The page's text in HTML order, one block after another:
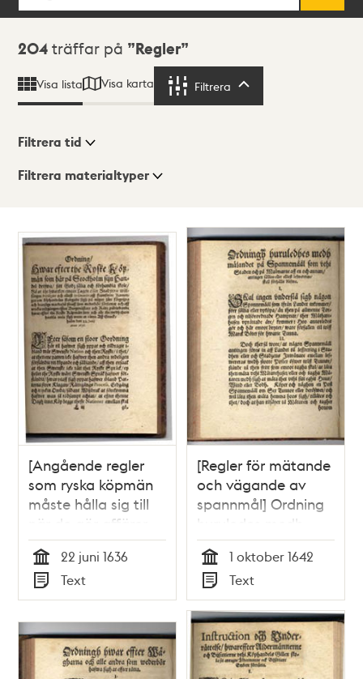
Sökresultat
204 träffar på Regler
Visa lista Visa karta Filtrera
Visningsläge
Lista
Karta
Filtrera tid
Filtrera materialtyper
204träffar
[Angående regler
som ryska köpmän
måste hålla sig till
när de gör affärer
med sina svenska
kollegor] Ordning,
hwar efter the ryske
köpmän som här i
Stockholm sijn
handel drifwa, sitt
godz sälia och
Tid
22 juni 1636
Typ
Text
[Regler för mätande
och vägande av
spannmål] Ordning
huruledes medh
mälandet på
spannemåål som
uthi staden och på
malmarna aff en
och annan,
antingen sällias eller
...
Tid
1 oktober 1642
Typ
Text